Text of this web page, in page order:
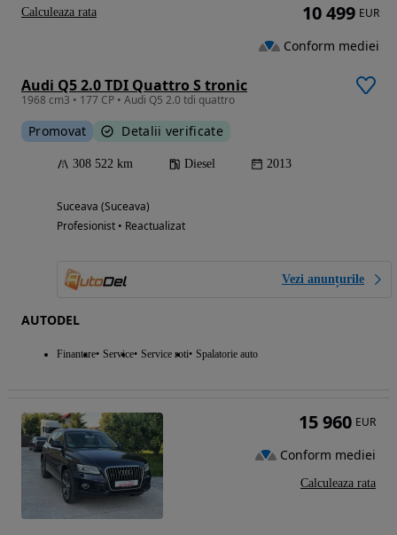
Audi Q5 2.0 TDI Quattro S tronic
1968 cm3 • 177 CP • Audi Q5 2.0 tdi quattro
Promovat Detalii verificate
308 522 km Diesel 2013
Suceava (Suceava)
Profesionist • Reactualizat
Vezi anunțurile
AUTODEL
Finantare Service Service roti Spalatorie auto
10 499 EUR
Conform mediei
Calculeaza rata
15 960 EUR
Conform mediei
Calculeaza rata